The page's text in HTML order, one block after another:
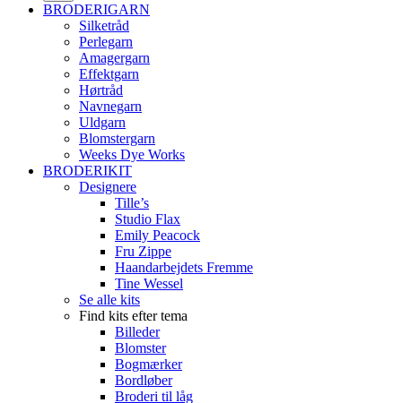
BRODERIGARN
Silketråd
Perlegarn
Amagergarn
Effektgarn
Hørtråd
Navnegarn
Uldgarn
Blomstergarn
Weeks Dye Works
BRODERIKIT
Designere
Tille’s
Studio Flax
Emily Peacock
Fru Zippe
Haandarbejdets Fremme
Tine Wessel
Se alle kits
Find kits efter tema
Billeder
Blomster
Bogmærker
Bordløber
Broderi til låg